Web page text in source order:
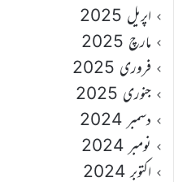
اپریل 2025
مارچ 2025
فروری 2025
جنوری 2025
دسمبر 2024
نومبر 2024
اکتوبر 2024